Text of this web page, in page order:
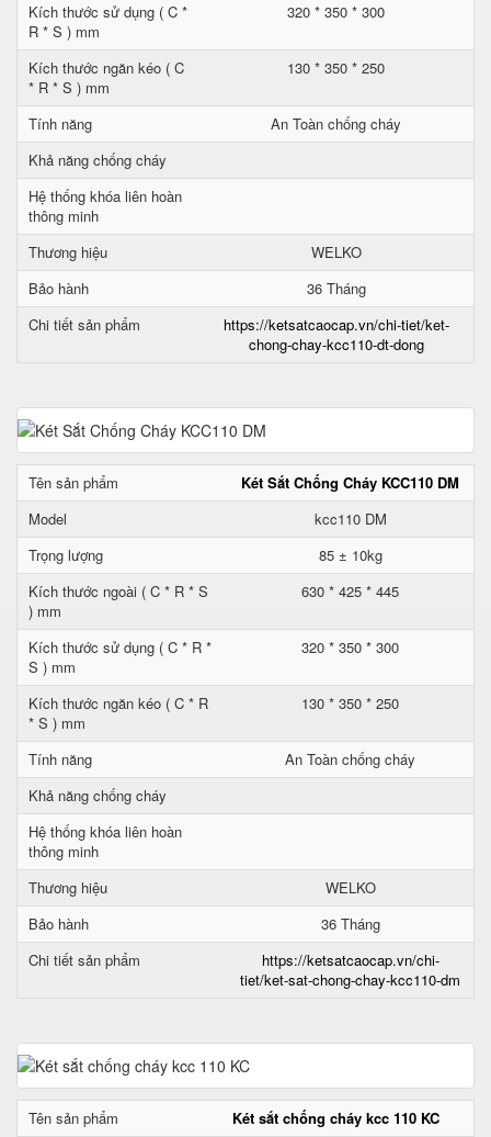
Kích thước sử dụng ( C *
R * S ) mm
320 * 350 * 300
Kích thước ngăn kéo ( C
* R * S ) mm
130 * 350 * 250
Tính năng
An Toàn chống cháy
Khả năng chống cháy
Hệ thống khóa liên hoàn
thông minh
Thương hiệu
WELKO
Bảo hành
36 Tháng
Chi tiết sản phẩm
https://ketsatcaocap.vn/chi-tiet/ket-
chong-chay-kcc110-dt-dong
Tên sản phẩm
Két Sắt Chống Cháy KCC110 DM
Model
kcc110 DM
Trọng lượng
85 ± 10kg
Kích thước ngoài ( C * R * S
) mm
630 * 425 * 445
Kích thước sử dụng ( C * R *
S ) mm
320 * 350 * 300
Kích thước ngăn kéo ( C * R
* S ) mm
130 * 350 * 250
Tính năng
An Toàn chống cháy
Khả năng chống cháy
Hệ thống khóa liên hoàn
thông minh
Thương hiệu
WELKO
Bảo hành
36 Tháng
Chi tiết sản phẩm
https://ketsatcaocap.vn/chi-
tiet/ket-sat-chong-chay-kcc110-dm
Tên sản phẩm
Két sắt chống cháy kcc 110 KC